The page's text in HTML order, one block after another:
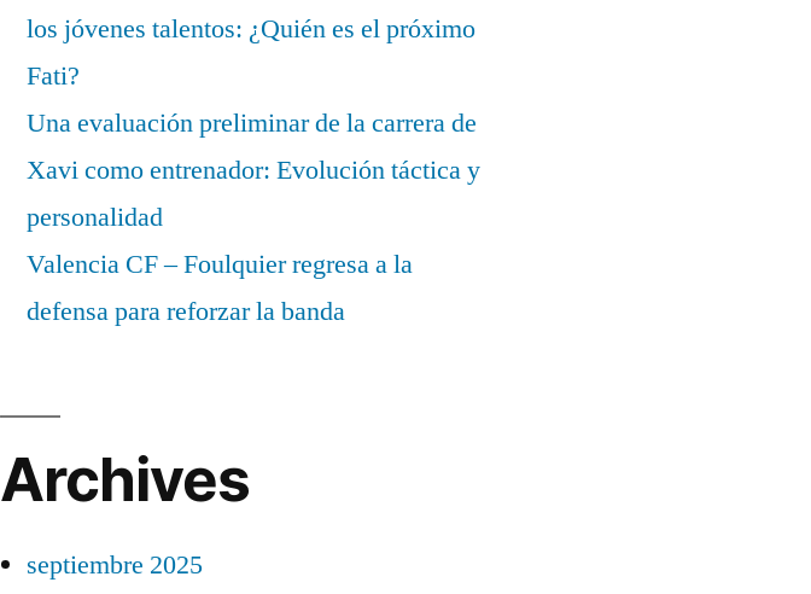
los jóvenes talentos: ¿Quién es el próximo
Fati?
Una evaluación preliminar de la carrera de
Xavi como entrenador: Evolución táctica y
personalidad
Valencia CF – Foulquier regresa a la
defensa para reforzar la banda
Archives
septiembre 2025